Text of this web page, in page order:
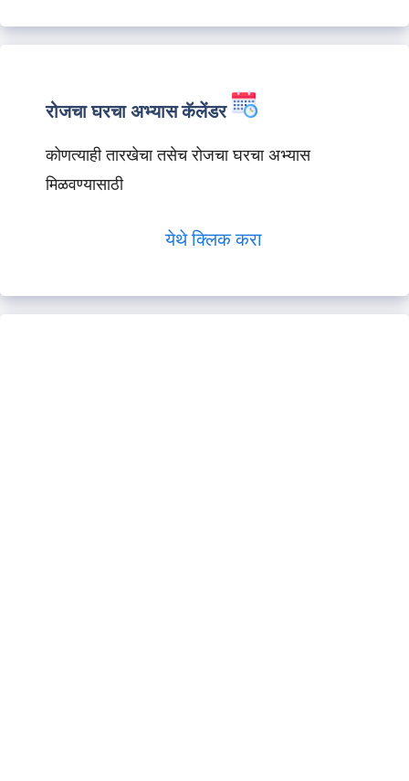
रोजचा घरचा अभ्यास कॅलेंडर
कोणत्याही तारखेचा तसेच रोजचा घरचा अभ्यास
मिळवण्यासाठी
येथे क्लिक करा